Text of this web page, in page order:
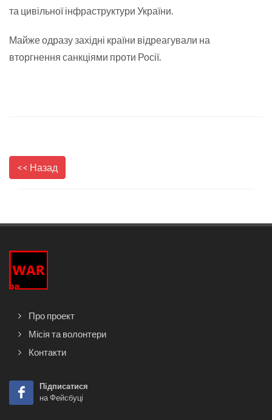
та цивільної інфраструктури України.
Майже одразу західні країни відреагували на
вторгнення санкціями проти Росії.
<< Назад
Про проект
Місія та волонтери
Контакти
Підписатися
на Фейсбуці